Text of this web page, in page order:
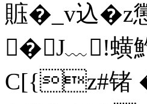
賘�_v込
�J﹏!蟥
C[{z#锗 �